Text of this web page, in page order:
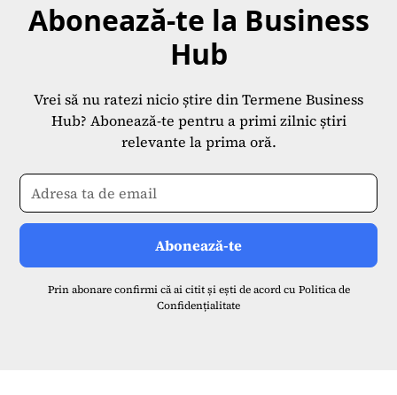
Abonează-te la Business
Hub
Vrei să nu ratezi nicio știre din Termene Business
Hub? Abonează-te pentru a primi zilnic știri
relevante la prima oră.
Prin abonare confirmi că ai citit și ești de acord cu Politica de
Confidențialitate